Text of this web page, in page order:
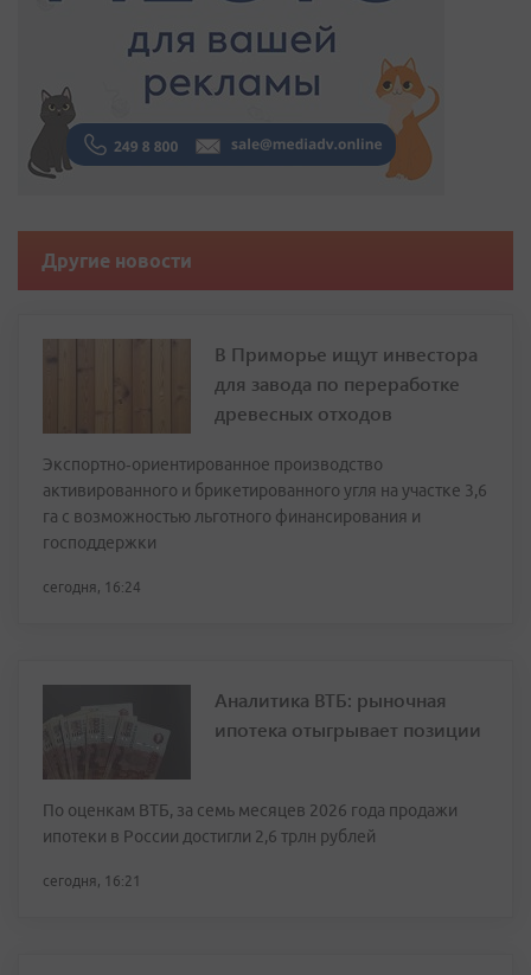
Другие новости
В Приморье ищут инвестора
для завода по переработке
древесных отходов
Экспортно‑ориентированное производство
активированного и брикетированного угля на участке 3,6
га с возможностью льготного финансирования и
господдержки
сегодня, 16:24
Аналитика ВТБ: рыночная
ипотека отыгрывает позиции
По оценкам ВТБ, за семь месяцев 2026 года продажи
ипотеки в России достигли 2,6 трлн рублей
сегодня, 16:21